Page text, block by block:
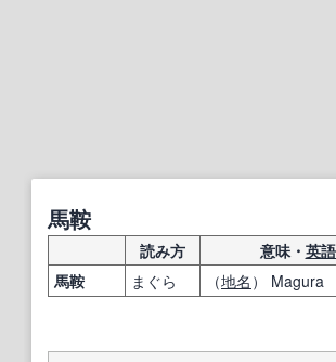
馬鞍
読み方 意味・ 英
馬鞍
まぐら （地名 ） Magura